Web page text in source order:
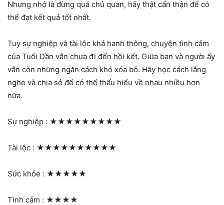
Nhưng nhớ là đừng quá chủ quan, hãy thật cẩn thận để có
thể đạt kết quả tốt nhất.
Tuy sự nghiệp và tài lộc khá hanh thông, chuyện tình cảm
của Tuổi Dần vẫn chưa đi đến hồi kết. Giữa bạn và người ấy
vẫn còn những ngăn cách khó xóa bỏ. Hãy học cách lắng
nghe và chia sẻ để có thể thấu hiểu về nhau nhiều hơn
nữa.
Sự nghiệp : ★★★★★★★★★
Tài lộc : ★★★★★★★★★★
Sức khỏe : ★★★★★
Tình cảm : ★★★★